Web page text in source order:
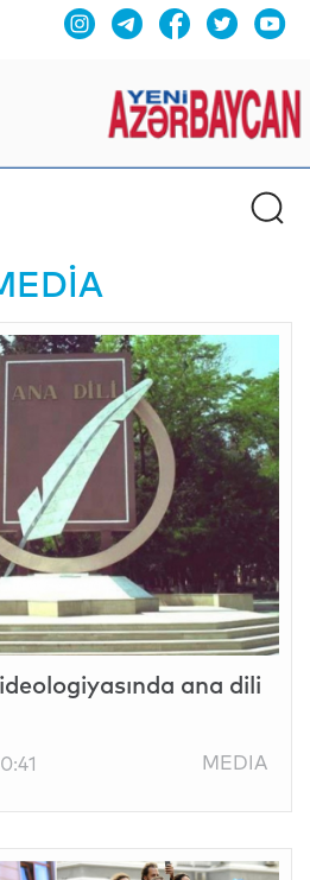
ana dili
MEDIA